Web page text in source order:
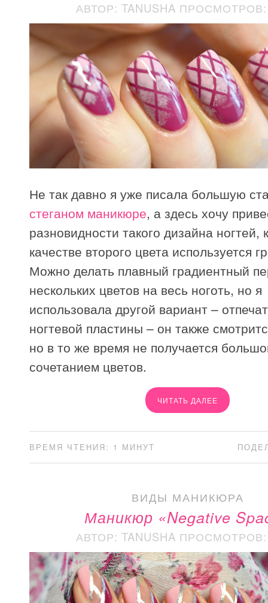
АВТОР: TANUSHA ПРОСМОТРОВ:
Не так давно я уже писала большую
стеганом маникюре, а здесь хочу
разновидности такого дизайна ногтей,
качестве второго цвета используется
Можно делать плавный градиентный
нескольких цветов на весь ноготь, но я
использовала другой вариант –
ногтевой пластины – он также
но в то же время не получается
сочетанием цветов.
ЧИТАТЬ ДАЛЕЕ
ВРЕМЯ ЧТЕНИЯ: 1 МИНУТ
ВИДЫ МАНИКЮРА
Маникюр «Negative
АВТОР: TANUSHA ПРОСМОТРОВ: